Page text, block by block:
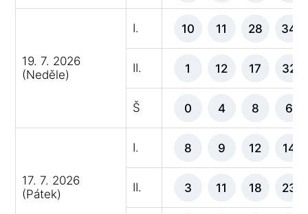
19. 7. 2026
(Neděle)
I. 10 11 28 34
II. 1 12 17 32
Š 0 4 8 6
17. 7. 2026
(Pátek)
I. 8 9 12 14
II. 3 11 18 23